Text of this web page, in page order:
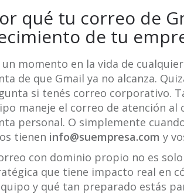
qué tu correo de
de tu
un momento en la vida de
de que Gmail ya no alcanza.
si tenés correo corporativo.
maneje el correo de atención
personal. O simplemente
tienen info@suempresa.com y
con dominio propio no es
que tiene impacto real en
y qué tan preparado estás